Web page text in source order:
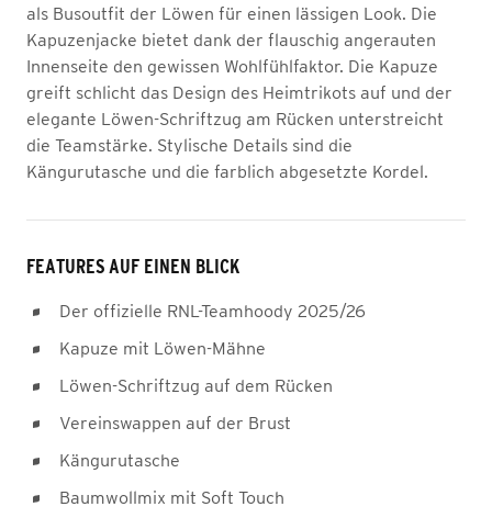
als Busoutfit der Löwen für einen lässigen Look. Die
Kapuzenjacke bietet dank der flauschig angerauten
Innenseite den gewissen Wohlfühlfaktor. Die Kapuze
greift schlicht das Design des Heimtrikots auf und der
elegante Löwen-Schriftzug am Rücken unterstreicht
die Teamstärke. Stylische Details sind die
Kängurutasche und die farblich abgesetzte Kordel.
FEATURES AUF EINEN BLICK
Der offizielle RNL-Teamhoody 2025/26
Kapuze mit Löwen-Mähne
Löwen-Schriftzug auf dem Rücken
Vereinswappen auf der Brust
Kängurutasche
Baumwollmix mit Soft Touch